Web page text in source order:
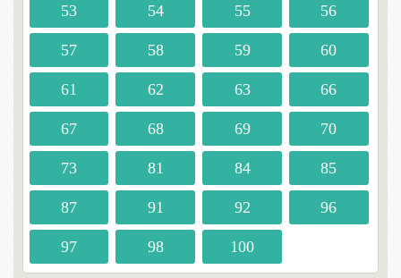
53 54 55 56
57 58 59 60
61 62 63 66
67 68 69 70
73 81 84 85
87 91 92 96
97 98 100